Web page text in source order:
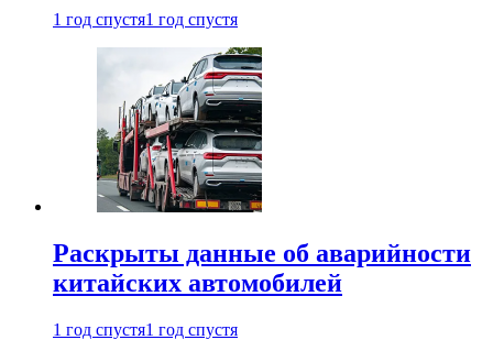
1 год спустя1 год спустя
Раскрыты данные об аварийности
китайских автомобилей
1 год спустя1 год спустя